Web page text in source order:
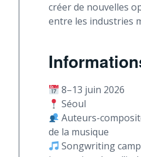
créer de nouvelles
entre les industries
8–13 juin 2026
Séoul
Auteurs-
de la musique
Songwriting